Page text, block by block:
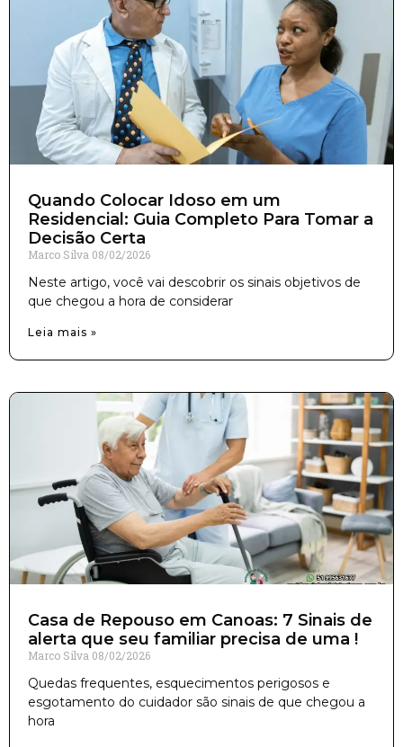
Quando Colocar Idoso em um
Residencial: Guia Completo Para Tomar a
Decisão Certa
Marco Silva 08/02/2026
Neste artigo, você vai descobrir os sinais objetivos de
que chegou a hora de considerar
Leia mais »
Casa de Repouso em Canoas: 7 Sinais de
alerta que seu familiar precisa de uma !
Marco Silva 08/02/2026
Quedas frequentes, esquecimentos perigosos e
esgotamento do cuidador são sinais de que chegou a
hora